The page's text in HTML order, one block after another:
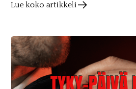
Lue koko artikkeli